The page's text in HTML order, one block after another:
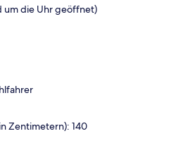
um die Uhr geöffnet)
Zentimetern): 140